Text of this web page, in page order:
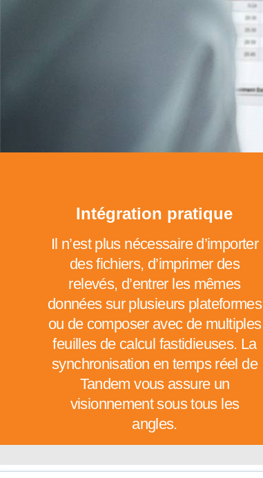
Intégration pratique
Il n’est plus nécessaire d’importer
des fichiers, d’imprimer des
relevés, d’entrer les mêmes
données sur plusieurs plateformes
ou de composer avec de multiples
feuilles de calcul fastidieuses. La
synchronisation en temps réel de
Tandem vous assure un
visionnement sous tous les
angles.